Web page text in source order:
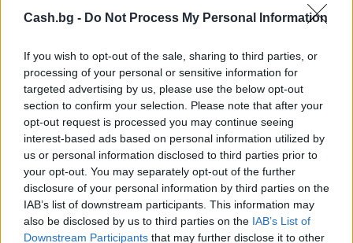
Cash.bg - Do Not Process My Personal Information
If you wish to opt-out of the sale, sharing to third parties, or
processing of your personal or sensitive information for
targeted advertising by us, please use the below opt-out
section to confirm your selection. Please note that after your
opt-out request is processed you may continue seeing
interest-based ads based on personal information utilized by
us or personal information disclosed to third parties prior to
your opt-out. You may separately opt-out of the further
disclosure of your personal information by third parties on the
IAB’s list of downstream participants. This information may
also be disclosed by us to third parties on the IAB’s List of
Downstream Participants that may further disclose it to other
Природен газ от Кипър ще потече към